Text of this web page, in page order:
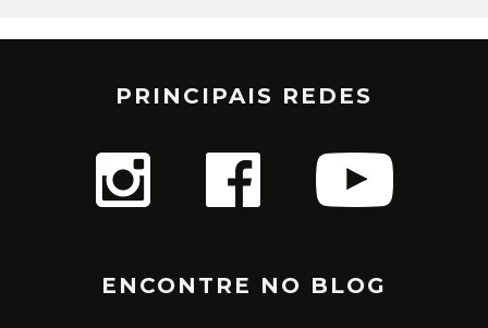
PRINCIPAIS REDES
ENCONTRE NO BLOG